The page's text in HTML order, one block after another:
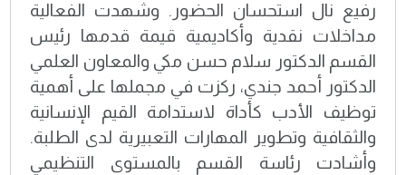
رفيع نال استحسان الحضور. وشهدت الفعالية
مداخلات نقدية وأكاديمية قيمة قدمها رئيس
القسم الدكتور سلام حسن مكي والمعاون العلمي
الدكتور أحمد جندي، ركزت في مجملها على أهمية
توظيف الأدب كأداة لاستدامة القيم الإنسانية
والثقافية وتطوير المهارات التعبيرية لدى الطلبة.
وأشادت رئاسة القسم بالمستوى التنظيمي